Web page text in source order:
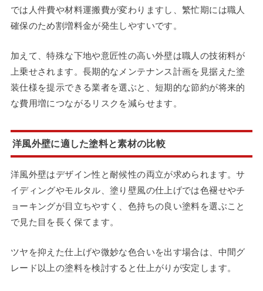
では人件費や材料運搬費が変わりますし、繁忙期には職人
確保のため割増料金が発生しやすいです。
加えて、特殊な下地や意匠性の高い外壁は職人の技術料が
上乗せされます。長期的なメンテナンス計画を見据えた塗
装仕様を提示できる業者を選ぶと、短期的な節約が将来的
な費用増につながるリスクを減らせます。
洋風外壁に適した塗料と素材の比較
洋風外壁はデザイン性と耐候性の両立が求められます。サ
イディングやモルタル、塗り壁風の仕上げでは色褪せやチ
ョーキングが目立ちやすく、色持ちの良い塗料を選ぶこと
で見た目を長く保てます。
ツヤを抑えた仕上げや微妙な色合いを出す場合は、中間グ
レード以上の塗料を検討すると仕上がりが安定します。